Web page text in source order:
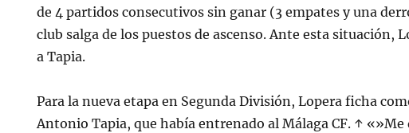
de 4 partidos consecutivos sin ganar (3 empates y una
club salga de los puestos de ascenso. Ante esta situación,
a Tapia.
Para la nueva etapa en Segunda División, Lopera ficha
Antonio Tapia, que había entrenado al Málaga CF. ↑ «»Me